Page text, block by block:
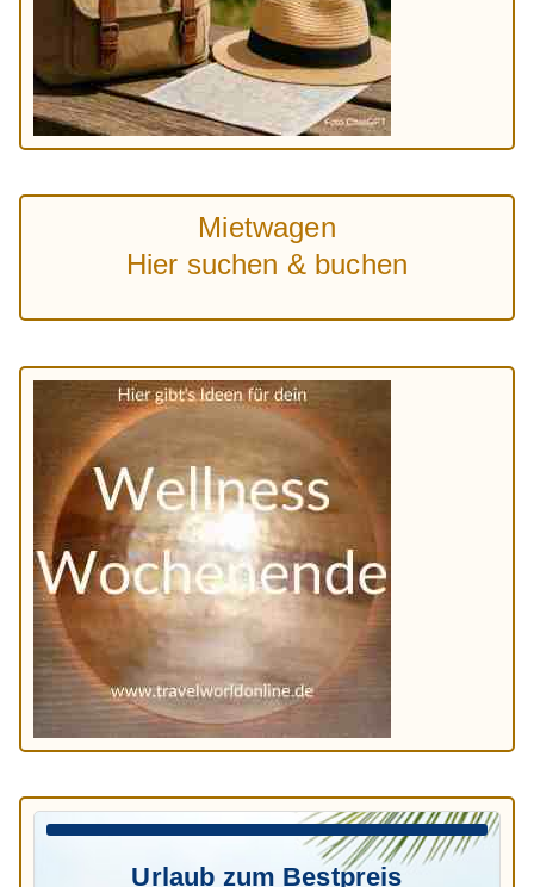
Mietwagen
Hier suchen & buchen
Urlaub zum Bestpreis